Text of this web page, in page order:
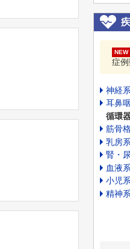
NEW
症例
神経
耳鼻
循環
筋骨
乳房
腎・
血液
小児
精神